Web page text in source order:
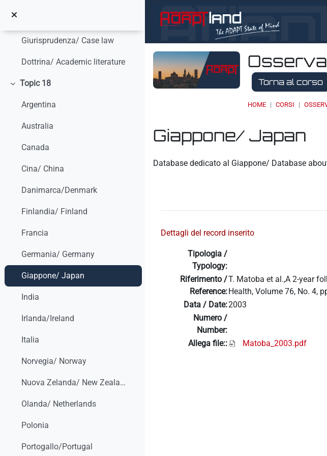
Giurisprudenza/ Case law
Dottrina/ Academic literature
Minimizza
Topic 18
Argentina
Australia
Canada
Cina/ China
Danimarca/Denmark
Finlandia/ Finland
Francia
Germania/ Germany
Giappone/ Japan
India
Irlanda/Ireland
Italia
Norvegia/ Norway
Nuova Zelanda/ New Zealand
Olanda/ Netherlands
Polonia
Portogallo/Portugal
Torna al corso
HOME CORSI
Giappone/ Japan
Database dedicato al Giappone/ Database
Dettagli del record inserito
Tipologia /
Typology:
Riferimento /
Reference:
T. Matoba et al.,A 2-year
Health, Volume 76, No. 4,
Data / Date:2003
Numero /
Number:
Allega file::
Matoba_2003.pdf